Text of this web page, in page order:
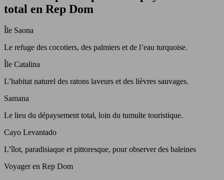
total en Rep Dom
Île Saona
Le refuge des cocotiers, des palmiers et de l’eau turquoise.
Île Catalina
L’habitat naturel des ratons laveurs et des lièvres sauvages.
Samana
Le lieu du dépaysement total, loin du tumulte touristique.
Cayo Levantado
L’îlot, paradisiaque et pittoresque, pour observer des baleines
Voyager en Rep Dom